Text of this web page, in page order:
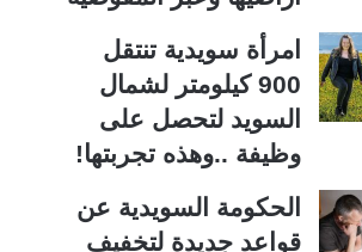
امرأة سويدية تنتقل
900 كيلومتر لشمال
السويد لتحصل على
وظيفة ..وهذه تجربتها!
الحكومة السويدية عن
قواعد جديدة لتخفيف